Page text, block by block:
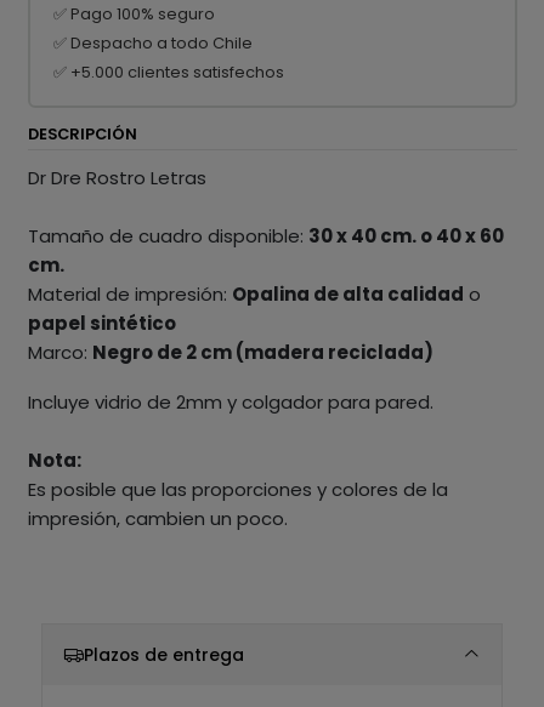
✅ Pago 100% seguro
✅ Despacho a todo Chile
✅ +5.000 clientes satisfechos
DESCRIPCIÓN
Dr Dre Rostro Letras
Tamaño de cuadro disponible: 30 x 40 cm. o 40 x 60
cm.
Material de impresión: Opalina de alta calidad o
papel sintético
Marco: Negro de 2 cm (madera reciclada)
Incluye vidrio de 2mm y colgador para pared.
Nota:
Es posible que las proporciones y colores de la
impresión, cambien un poco.
Plazos de entrega